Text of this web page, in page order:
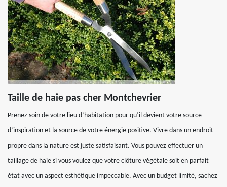
Taille de haie pas cher Montchevrier
Prenez soin de votre lieu d’habitation pour qu’il devient votre source
d’inspiration et la source de votre énergie positive. Vivre dans un endroit
propre dans la nature est juste satisfaisant. Vous pouvez effectuer un
taillage de haie si vous voulez que votre clôture végétale soit en parfait
état avec un aspect esthétique impeccable. Avec un budget limité, sachez